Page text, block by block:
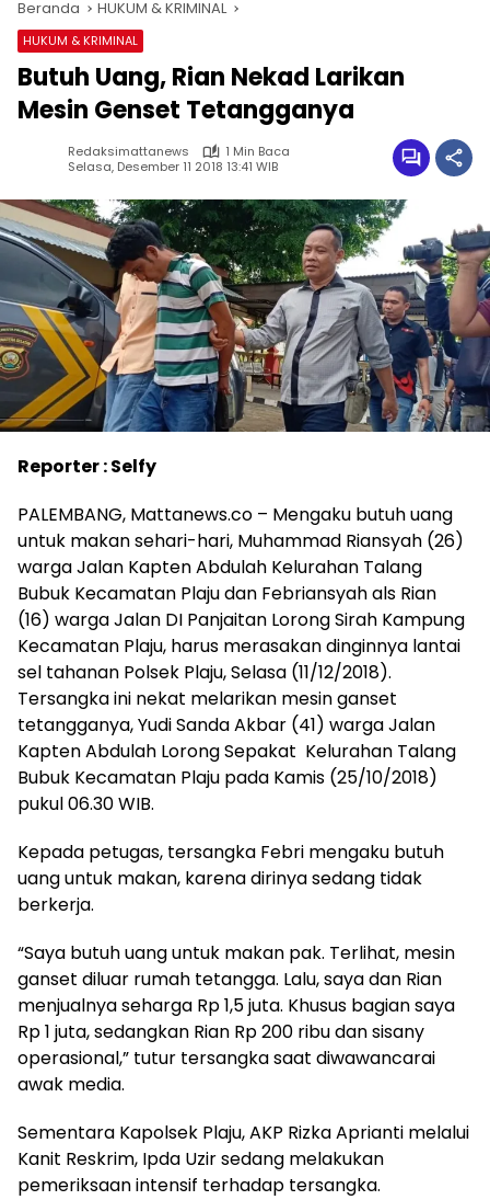
Beranda HUKUM & KRIMINAL
HUKUM & KRIMINAL
Butuh Uang, Rian Nekad Larikan
Mesin Genset Tetangganya
Redaksimattanews
1 Min Baca
Selasa, Desember 11 2018 13:41 WIB
Reporter : Selfy
PALEMBANG, Mattanews.co – Mengaku butuh uang
untuk makan sehari-hari, Muhammad Riansyah (26)
warga Jalan Kapten Abdulah Kelurahan Talang
Bubuk Kecamatan Plaju dan Febriansyah als Rian
(16) warga Jalan DI Panjaitan Lorong Sirah Kampung
Kecamatan Plaju, harus merasakan dinginnya lantai
sel tahanan Polsek Plaju, Selasa (11/12/2018).
Tersangka ini nekat melarikan mesin ganset
tetangganya, Yudi Sanda Akbar (41) warga Jalan
Kapten Abdulah Lorong Sepakat Kelurahan Talang
Bubuk Kecamatan Plaju pada Kamis (25/10/2018)
pukul 06.30 WIB.
Kepada petugas, tersangka Febri mengaku butuh
uang untuk makan, karena dirinya sedang tidak
berkerja.
“Saya butuh uang untuk makan pak. Terlihat, mesin
ganset diluar rumah tetangga. Lalu, saya dan Rian
menjualnya seharga Rp 1,5 juta. Khusus bagian saya
Rp 1 juta, sedangkan Rian Rp 200 ribu dan sisany
operasional,” tutur tersangka saat diwawancarai
awak media.
Sementara Kapolsek Plaju, AKP Rizka Aprianti melalui
Kanit Reskrim, Ipda Uzir sedang melakukan
pemeriksaan intensif terhadap tersangka.